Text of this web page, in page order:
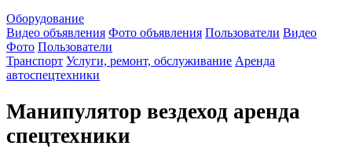
Оборудование
Видео объявления Фото объявления Пользователи Видео
Фото Пользователи
Транспорт Услуги, ремонт, обслуживание Аренда
автоспецтехники
Манипулятор вездеход аренда
спецтехники